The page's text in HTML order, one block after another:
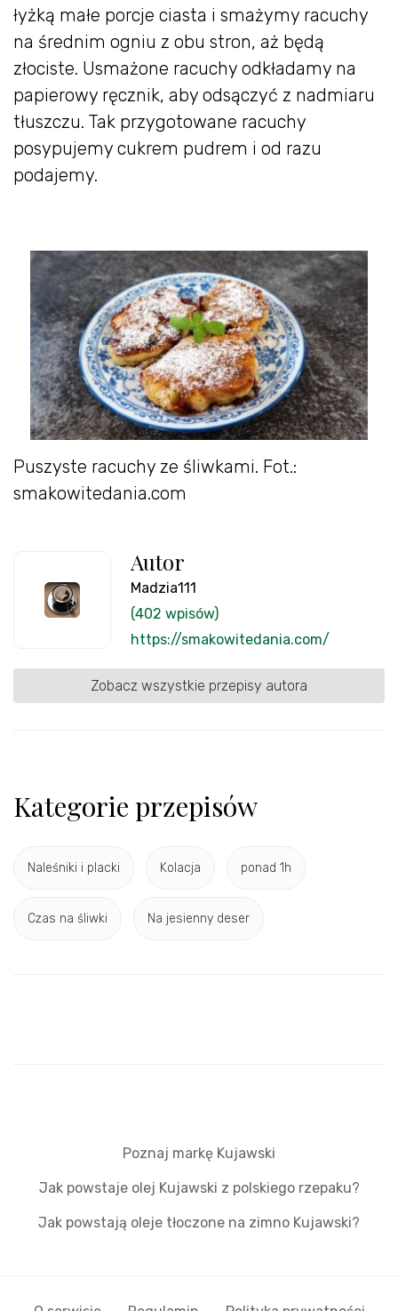
łyżką małe porcje ciasta i smażymy racuchy
na średnim ogniu z obu stron, aż będą
złociste. Usmażone racuchy odkładamy na
papierowy ręcznik, aby odsączyć z nadmiaru
tłuszczu. Tak przygotowane racuchy
posypujemy cukrem pudrem i od razu
podajemy.
Puszyste racuchy ze śliwkami. Fot.:
smakowitedania.com
Autor
Madzia111
(402 wpisów)
https://smakowitedania.com/
Zobacz wszystkie przepisy autora
Kategorie przepisów
Naleśniki i placki Kolacja ponad 1h
Czas na śliwki Na jesienny deser
Poznaj markę Kujawski
Jak powstaje olej Kujawski z polskiego rzepaku?
Jak powstają oleje tłoczone na zimno Kujawski?